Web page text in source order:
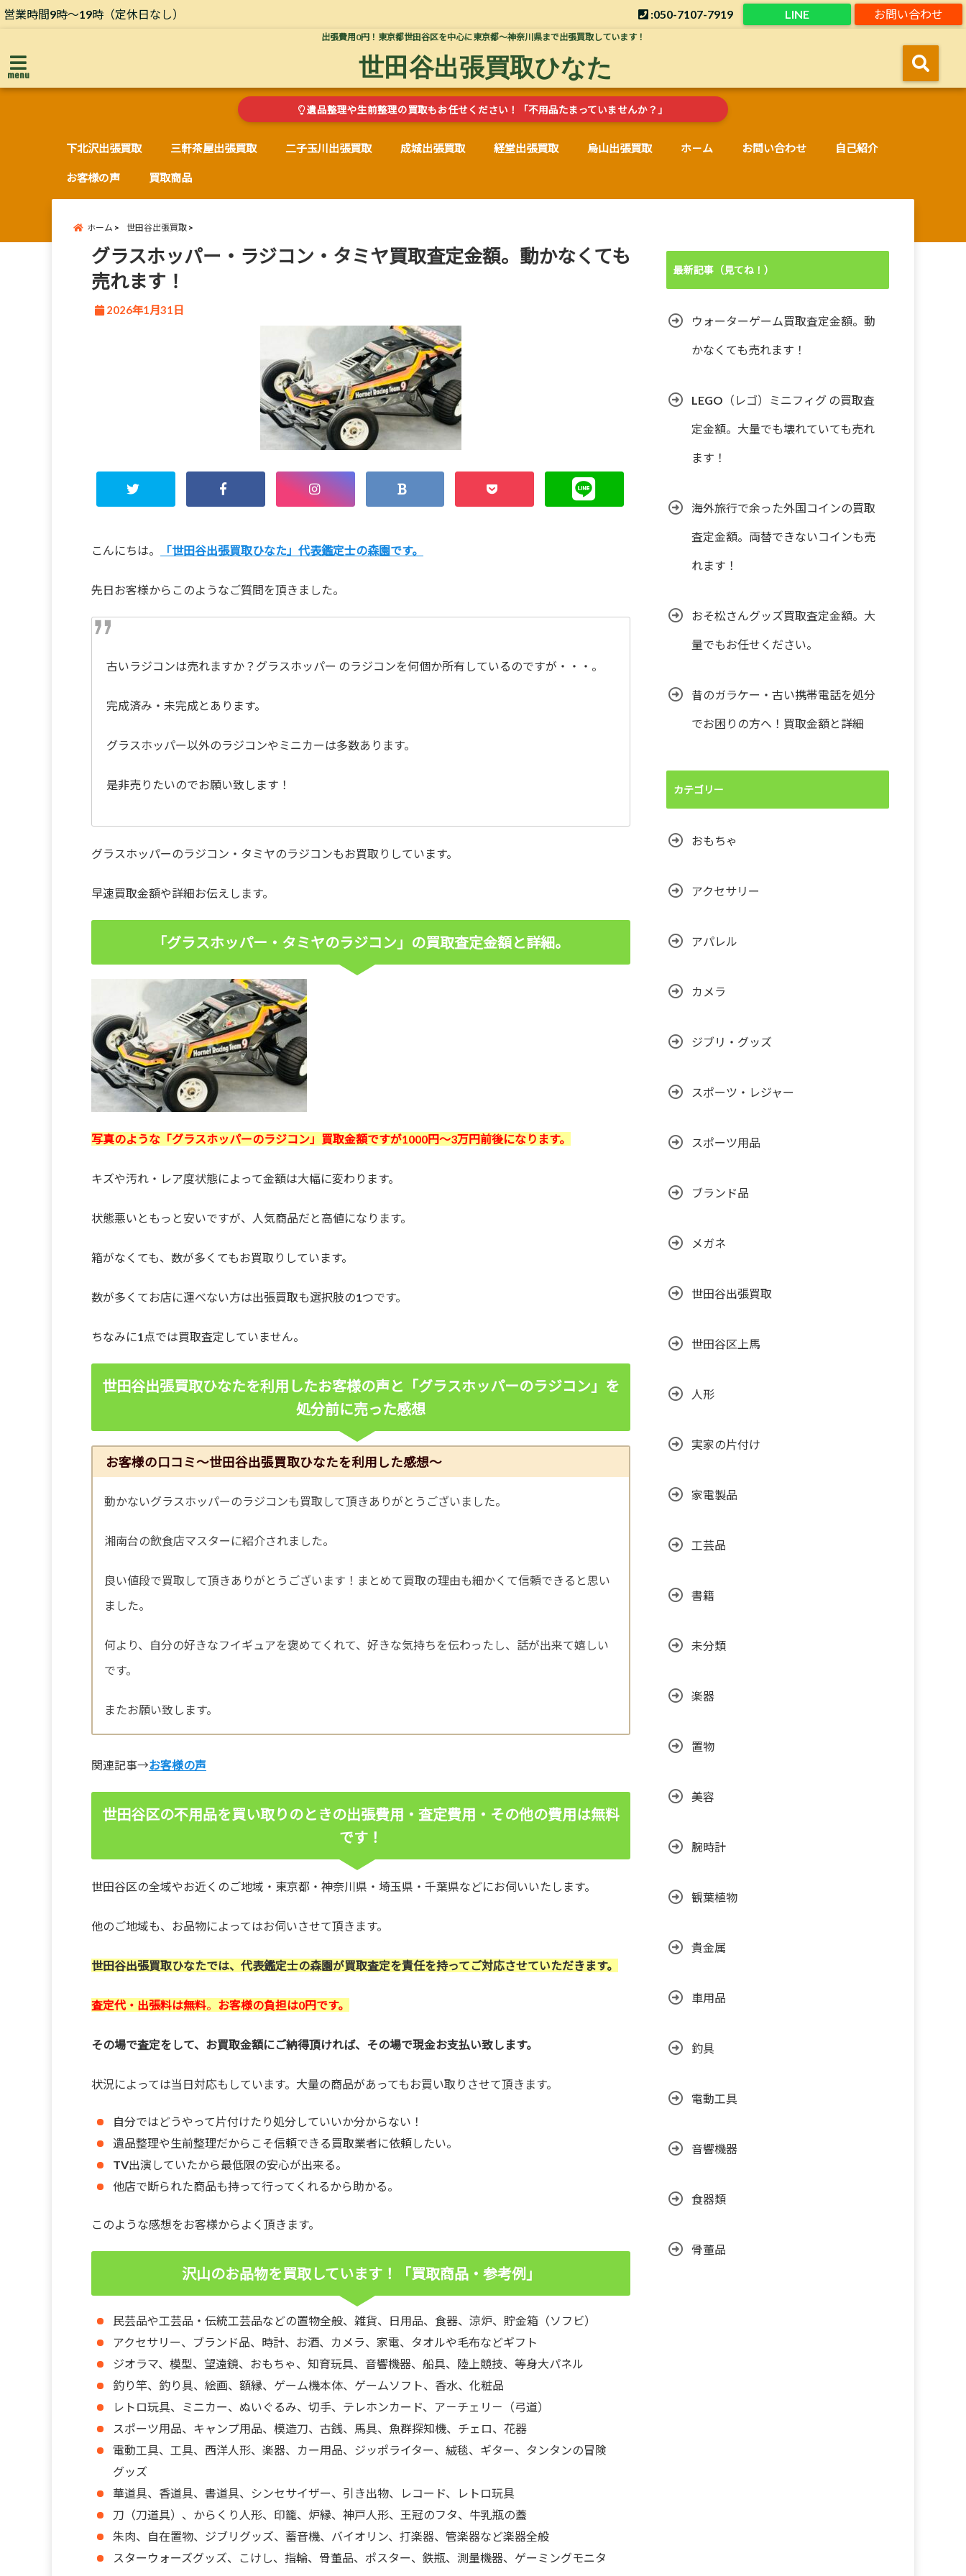
営業時間9時～19時（定休日なし） お問い合わせ
LINE
:050-7107-7919
出張費用0円！東京都世田谷区を中心に東京都～神奈川県まで出張買取しています！
menu 世田谷出張買取ひなた
遺品整理や生前整理の買取もお任せください！「不用品たまっていませんか？」
下北沢出張買取 三軒茶屋出張買取 二子玉川出張買取 成城出張買取 経堂出張買取 烏山出張買取 ホ－ム お問い合わせ 自己紹介
お客様の声 買取商品
ホーム 世田谷出張買取
グラスホッパー・ラジコン・タミヤ買取査定金額。動かなくても
売れます！
2026年1月31日
こんにちは。 「世田谷出張買取ひなた」代表鑑定士の森園です。
先日お客様からこのようなご質問を頂きました。
古いラジコンは売れますか？グラスホッパー のラジコンを何個か所有しているのですが・・・。
完成済み・未完成とあります。
グラスホッパー以外のラジコンやミニカーは多数あります。
是非売りたいのでお願い致します！
グラスホッパーのラジコン・タミヤのラジコンもお買取りしています。
早速買取金額や詳細お伝えします。
「グラスホッパー・タミヤのラジコン」の買取査定金額と詳細。
写真のような「グラスホッパーのラジコン」買取金額ですが1000円～3万円前後になります。
キズや汚れ・レア度状態によって金額は大幅に変わります。
状態悪いともっと安いですが、人気商品だと高値になります。
箱がなくても、数が多くてもお買取りしています。
数が多くてお店に運べない方は出張買取も選択肢の1つです。
ちなみに1点では買取査定していません。
世田谷出張買取ひなたを利用したお客様の声と「グラスホッパーのラジコン」 を
処分前に売った感想
お客様の口コミ～世田谷出張買取ひなたを利用した感想～
動かないグラスホッパーのラジコンも買取して頂きありがとうございました。
湘南台の飲食店マスターに紹介されました。
良い値段で買取して頂きありがとうございます！まとめて買取の理由も細かくて信頼できると思い
ました。
何より、自分の好きなフイギュアを褒めてくれて、好きな気持ちを伝わったし、話が出来て嬉しい
です。
またお願い致します。
関連記事→お客様の声
世田谷区の不用品を買い取りのときの出張費用・査定費用・その他の費用は無料
です！
世田谷区の全域やお近くのご地域・東京都・神奈川県・埼玉県・千葉県などにお伺いいたします。
他のご地域も、お品物によってはお伺いさせて頂きます。
世田谷出張買取ひなたでは、代表鑑定士の森園が買取査定を責任を持ってご対応させていただきます。
査定代・出張料は無料。 お客様の負担は0円です。
その場で査定をして、お買取金額にご納得頂ければ、その場で現金お支払い致します。
状況によっては当日対応もしています。大量の商品があってもお買い取りさせて頂きます。
自分ではどうやって片付けたり処分していいか分からない！
遺品整理や生前整理だからこそ信頼できる買取業者に依頼したい。
TV出演していたから最低限の安心が出来る。
他店で断られた商品も持って行ってくれるから助かる。
このような感想をお客様からよく頂きます。
沢山のお品物を買取しています！「買取商品・参考例」
民芸品や工芸品・伝統工芸品などの置物全般、雑貨、日用品、食器、涼炉、貯金箱（ソフビ）
アクセサリー、ブランド品、時計、お酒、カメラ、家電、タオルや毛布などギフト
ジオラマ、模型、望遠鏡、おもちゃ、知育玩具、音響機器、船具、陸上競技、等身大パネル
釣り竿、釣り具、絵画、額縁、ゲーム機本体、ゲームソフト、香水、化粧品
レトロ玩具、ミニカー、ぬいぐるみ、切手、テレホンカード、ア－チェリ－（弓道）
スポーツ用品、キャンプ用品、模造刀、古銭、馬具、魚群探知機、チェロ、花器
電動工具、工具、西洋人形、楽器、カー用品、ジッポライター、絨毯、ギター、タンタンの冒険
グッズ
華道具、香道具、書道具、シンセサイザー、引き出物、レコード、レトロ玩具
刀（刀道具）、からくり人形、印籠、炉縁、神戸人形、王冠のフタ、牛乳瓶の蓋
朱肉、自在置物、ジブリグッズ、蓄音機、バイオリン、打楽器、管楽器など楽器全般
スターウォーズグッズ、こけし、指輪、骨董品、ポスター、鉄瓶、測量機器、ゲーミングモニタ
最新記事（見てね！）
ウォーターゲーム買取査定金額。動
かなくても売れます！
LEGO（レゴ）ミニフィグ の買取査
定金額。大量でも壊れていても売れ
ます！
海外旅行で余った外国コインの買取
査定金額。両替できないコインも売
れます！
おそ松さんグッズ買取査定金額。大
量でもお任せください。
昔のガラケー・古い携帯電話を処分
でお困りの方へ！買取金額と詳細
カテゴリー
おもちゃ
アクセサリー
アパレル
カメラ
ジブリ・グッズ
スポーツ・レジャー
スポーツ用品
ブランド品
メガネ
世田谷出張買取
世田谷区上馬
人形
実家の片付け
家電製品
工芸品
書籍
未分類
楽器
置物
美容
腕時計
観葉植物
貴金属
車用品
釣具
電動工具
音響機器
食器類
骨董品